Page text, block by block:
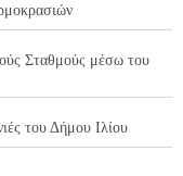
Σταθμούς μέσω του
του Δήμου Ιλίου